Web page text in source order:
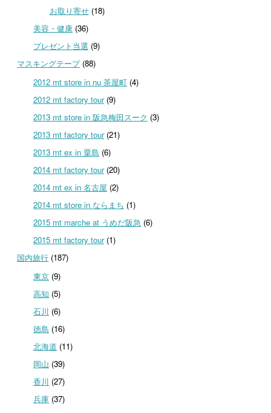
お取り寄せ(18)
美容・健康(36)
プレゼント当選 (9)
マスキングテープ(88)
2012 mt store in nu 茶屋町(4)
2012 mt factory tour(9)
2013 mt store in 阪急梅田スーク (3)
2013 mt factory tour(21)
2013 mt ex in 粟島 (6)
2014 mt factory tour(20)
2014 mt ex in 名古屋 (2)
2014 mt store in ならまち (1)
2015 mt marche at うめだ阪急 (6)
2015 mt factory tour(1)
国内旅行 (187)
東京(9)
高知 (5)
石川 (6)
徳島 (16)
北海道 (11)
岡山 (39)
香川 (27)
兵庫(37)